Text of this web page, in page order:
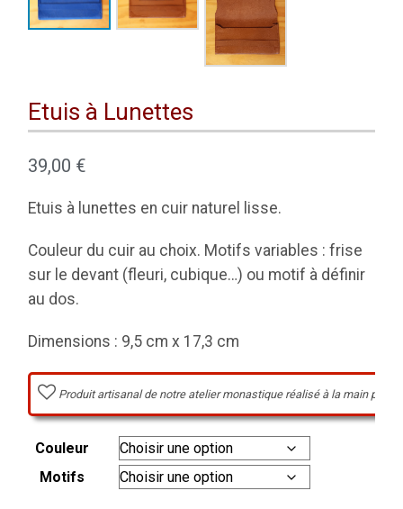
Etuis à Lunettes
39,00 €
Etuis à lunettes en cuir naturel lisse.
Couleur du cuir au choix. Motifs variables : frise
sur le devant (fleuri, cubique…) ou motif à définir
au dos.
Dimensions : 9,5 cm x 17,3 cm
Produit artisanal de notre atelier monastique réalisé à la main par
Couleur
Motifs